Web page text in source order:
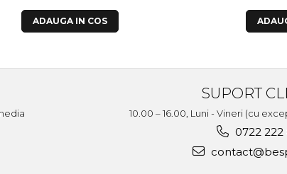
ADAUGA IN COS
SUPORT
10.00 – 16.00, Luni - Vineri (cu
0722 222